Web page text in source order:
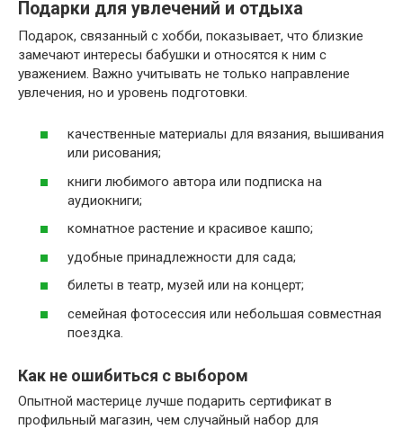
Подарки для увлечений и отдыха
Подарок, связанный с хобби, показывает, что близкие
замечают интересы бабушки и относятся к ним с
уважением. Важно учитывать не только направление
увлечения, но и уровень подготовки.
качественные материалы для вязания, вышивания
или рисования;
книги любимого автора или подписка на
аудиокниги;
комнатное растение и красивое кашпо;
удобные принадлежности для сада;
билеты в театр, музей или на концерт;
семейная фотосессия или небольшая совместная
поездка.
Как не ошибиться с выбором
Опытной мастерице лучше подарить сертификат в
профильный магазин, чем случайный набор для